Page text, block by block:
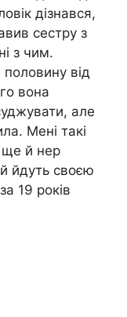
дізнався,
сестру з
з чим.
від
вона
але
Мені такі
ще й нер
йдуть своєю
19 років